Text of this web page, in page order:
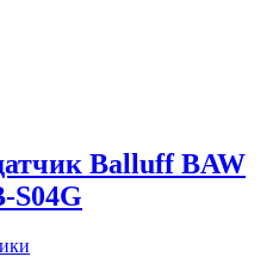
Balluff BAW
S04G